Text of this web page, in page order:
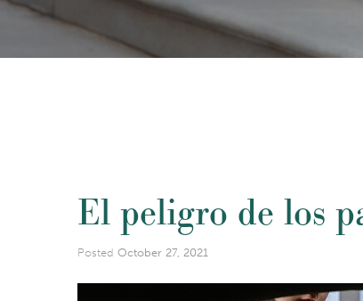
El peligro de los
Posted October 27, 2021